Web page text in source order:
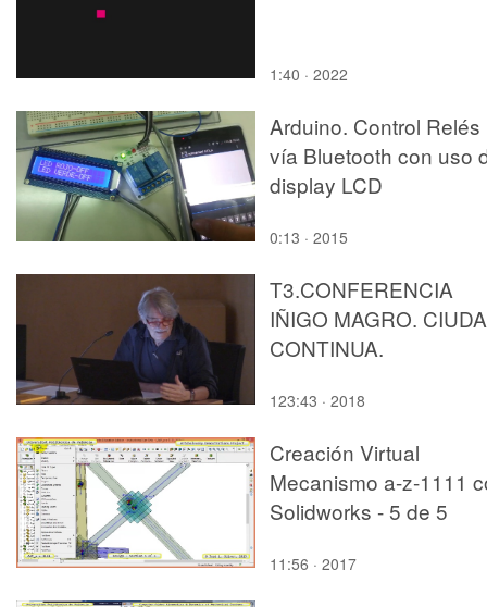
1:40 · 2022
Arduino. Control Relés
vía Bluetooth con uso
display LCD
0:13 · 2015
T3.CONFERENCIA
IÑIGO MAGRO.
CONTINUA.
123:43 · 2018
Creación Virtual
Mecanismo a-z-1111
Solidworks - 5 de 5
11:56 · 2017